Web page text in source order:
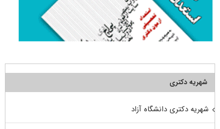
شهریه دکتری
شهریه دکتری دانشگاه آزاد